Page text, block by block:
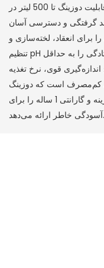
محیط‌های سخت تضمین کند. این دستگاه با قابلیت دوزینگ تا 500 لیتر در
گرفتگی و دسترسی آسان
برای انعقاد، لخته‌سازی و
تنظیم pH فراهم می‌کند و در عین حال زمان از کارافتادگی را به حداقل
قوی، نرخ تغذیه
کم‌مصرف است که دوزینگ
دقیق، نصب آسان، صرفه‌جویی در هزینه و گارانتی 1 ساله را برای
آسودگی خاطر ارائه می‌دهد.